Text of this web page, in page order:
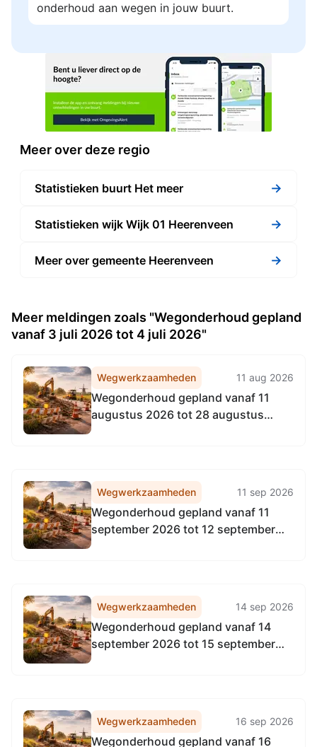
onderhoud aan wegen in jouw buurt.
Meer over deze regio
Statistieken buurt Het meer →
Statistieken wijk Wijk 01 Heerenveen →
Meer over gemeente Heerenveen →
Meer meldingen zoals "Wegonderhoud gepland
vanaf 3 juli 2026 tot 4 juli 2026"
Wegwerkzaamheden 11 aug 2026
Wegonderhoud gepland vanaf 11
augustus 2026 tot 28 augustus
Wegwerkzaamheden 11 sep 2026
Wegonderhoud gepland vanaf 11
september 2026 tot 12 september
Wegwerkzaamheden 14 sep 2026
Wegonderhoud gepland vanaf 14
september 2026 tot 15 september
Wegwerkzaamheden 16 sep 2026
Wegonderhoud gepland vanaf 16